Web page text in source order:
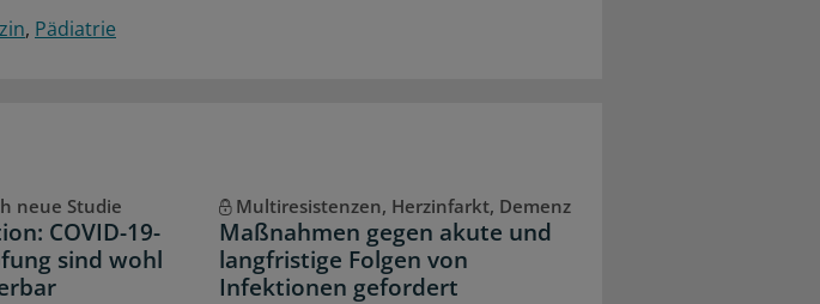
Pädiatrie
neue Studie
COVID-19-
sind wohl
Multiresistenzen, Herzinfarkt, Demenz
Maßnahmen gegen akute und
langfristige Folgen von
Infektionen gefordert